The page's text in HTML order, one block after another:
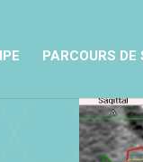
PARCOURS DE